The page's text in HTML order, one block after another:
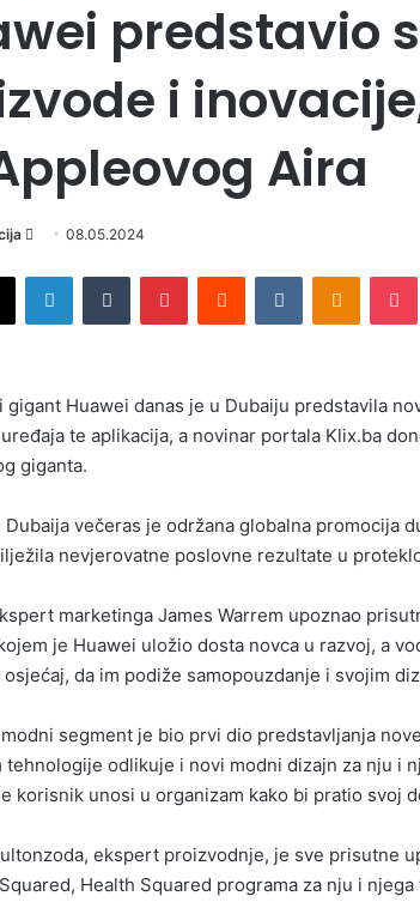
predstavio
i
Aira
d
e
m
a
l
08.05.2024
gigant Huawei danas je u Dubaiju predstavila
te aplikacija, a novinar portala Klix.ba
giganta.
Dubaija večeras je održana globalna promocija
nevjerovatne poslovne rezultate u
marketinga James Warrem upoznao
je Huawei uložio dosta novca u razvoj, a
da im podiže samopouzdanje i svojim
segment je bio prvi dio predstavljanja
tehnologije odlikuje i novi modni dizajn za nju i
korisnik unosi u organizam kako bi pratio svoj
ekspert proizvodnje, je sve prisutne
Health Squared programa za nju i